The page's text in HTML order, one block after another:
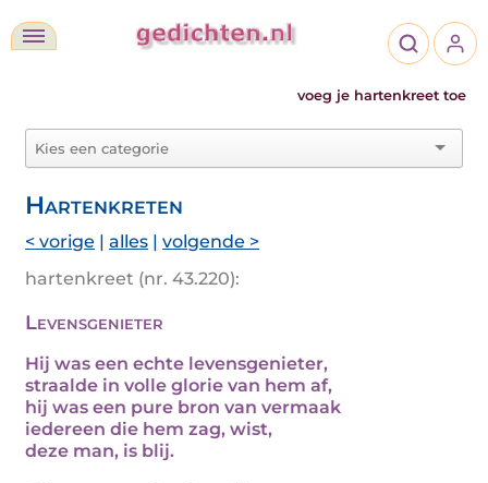
voeg je hartenkreet toe
Hartenkreten
< vorige | alles | volgende >
hartenkreet (nr. 43.220):
Levensgenieter
Hij was een echte levensgenieter,
straalde in volle glorie van hem af,
hij was een pure bron van vermaak
iedereen die hem zag, wist,
deze man, is blij.